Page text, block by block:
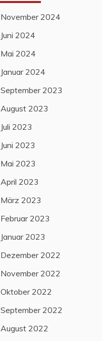
November 2024
Juni 2024
Mai 2024
Januar 2024
September 2023
August 2023
Juli 2023
Juni 2023
Mai 2023
April 2023
März 2023
Februar 2023
Januar 2023
Dezember 2022
November 2022
Oktober 2022
September 2022
August 2022